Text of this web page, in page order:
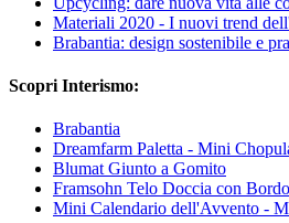
Materiali 2020 - I nuovi trend
Brabantia: design sostenibile e
Scopri Interismo:
Brabantia
Dreamfarm Paletta - Mini
Blumat Giunto a Gomito
Framsohn Telo Doccia con
Mini Calendario dell'Avvento -